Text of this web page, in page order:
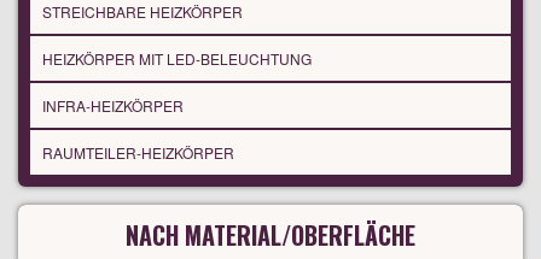
STREICHBARE HEIZKÖRPER
HEIZKÖRPER MIT LED-BELEUCHTUNG
INFRA-HEIZKÖRPER
RAUMTEILER-HEIZKÖRPER
NACH MATERIAL/OBERFLÄCHE